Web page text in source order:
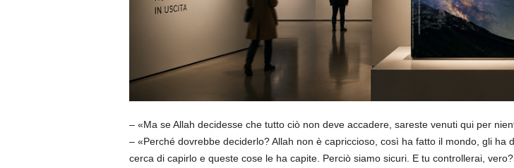
– «Ma se Allah decidesse che tutto ciò non deve accadere, sareste venuti qui per
– «Perché dovrebbe deciderlo? Allah non è capriccioso, così ha fatto il mondo, gli
cerca di capirlo e queste cose le ha capite. Perciò siamo sicuri. E tu controllerai,